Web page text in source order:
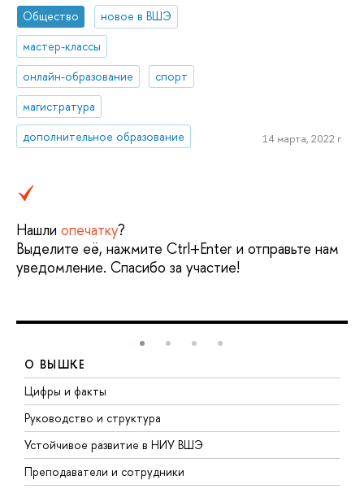
Общество
новое в ВШЭ
мастер-классы
онлайн-образование
спорт
магистратура
дополнительное образование
14 марта, 2022 г.
Нашли опечатку?
Выделите её, нажмите Ctrl+Enter и отправьте нам
уведомление. Спасибо за участие!
О ВЫШКЕ
Цифры и факты
Руководство и структура
Устойчивое развитие в НИУ ВШЭ
Преподаватели и сотрудники